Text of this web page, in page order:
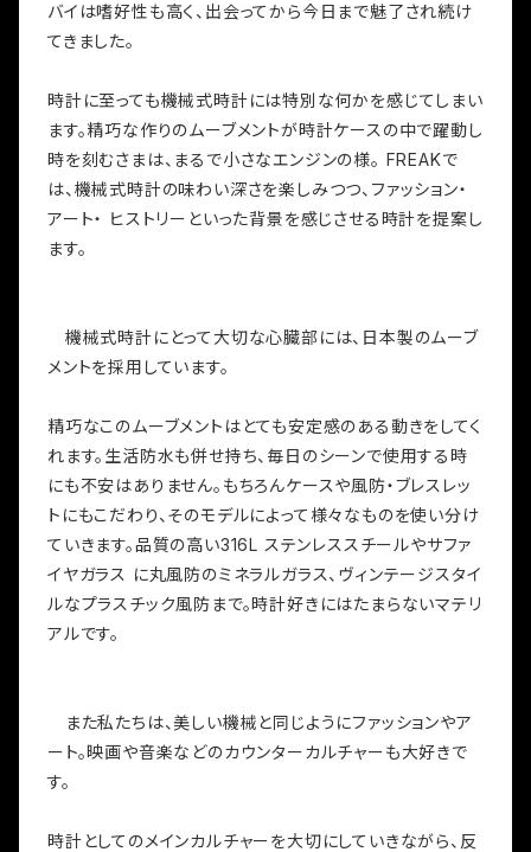
バイは嗜好性も高く、出会ってから今日まで魅了され続け
てきました。
時計に至っても機械式時計には特別な何かを感じてしまい
ます。精巧な作りのムーブメントが時計ケースの中で躍動し
時を刻むさまは、まるで小さなエンジンの様。 FREAKで
は、機械式時計の味わい深さを楽しみつつ、ファッション・
アート・ ヒストリーといった背景を感じさせる時計を提案し
ます。
機械式時計にとって大切な心臓部には、日本製のムーブ
メントを採用しています。
精巧なこのムーブメントはとても安定感のある動きをしてく
れます。生活防水も併せ持ち、毎日のシーンで使用する時
にも不安はありません。もちろんケースや風防・ブレスレッ
トにもこだわり、そのモデルによって様々なものを使い分け
ていきます。品質の高い316L ステンレススチールやサファ
イヤガラス に丸風防のミネラルガラス、ヴィンテージスタイ
ルなプラスチック風防まで。時計好きにはたまらないマテリ
アルです。
また私たちは、美しい機械と同じようにファッションやア
ート。映画や音楽などのカウンターカルチャーも大好きで
す。
時計としてのメインカルチャーを大切にしていきながら、反